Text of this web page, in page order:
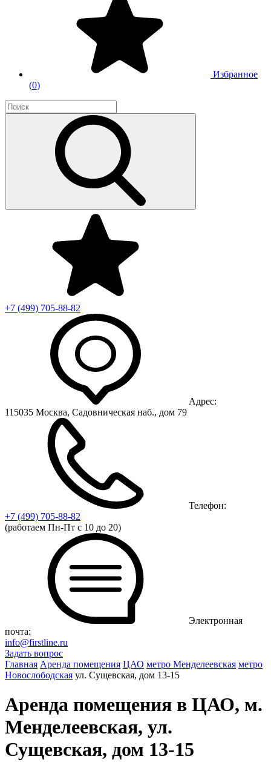
Избранное
(0)
+7 (499) 705-88-82
Адрес:
115035 Москва, Садовническая наб., дом 79
Телефон:
+7 (499) 705-88-82
(работаем Пн-Пт с 10 до 20)
Электронная
почта:
info@firstline.ru
Задать вопрос
Главная Аренда помещения ЦАО метро Менделеевская метро
Новослободская ул. Сущевская, дом 13-15
Аренда помещения в ЦАО, м.
Менделеевская, ул.
Сущевская, дом 13-15